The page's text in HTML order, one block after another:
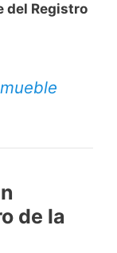
del Registro
de la